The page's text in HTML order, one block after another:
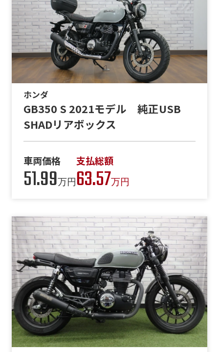
ホンダ
GB350 S 2021モデル 純正USB
SHADリアボックス
車両価格
51.99万円
支払総額
63.57万円